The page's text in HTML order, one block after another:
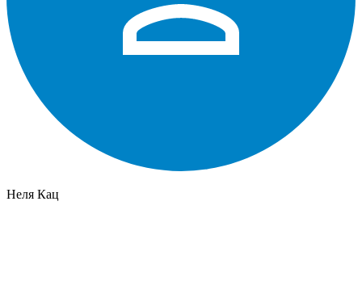
Неля Кац